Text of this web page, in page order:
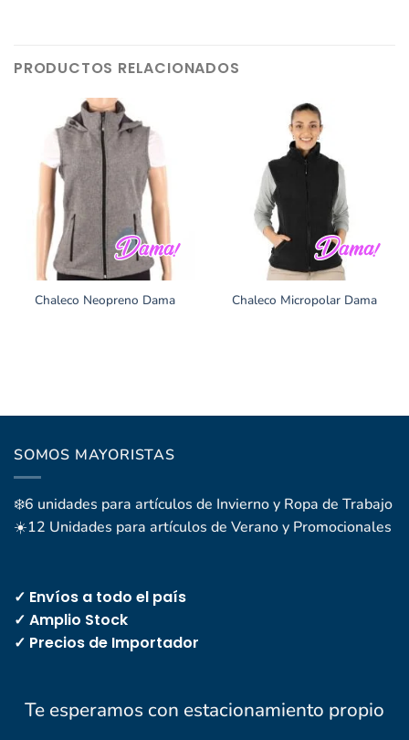
PRODUCTOS RELACIONADOS
Chaleco Neopreno Dama Chaleco Micropolar Dama
SOMOS MAYORISTAS
❄️6 unidades para artículos de Invierno y Ropa de Trabajo
☀️12 Unidades para artículos de Verano y Promocionales
✓ Envíos a todo el país
✓ Amplio Stock
✓ Precios de Importador
Te esperamos con estacionamiento propio